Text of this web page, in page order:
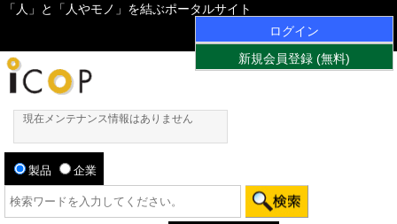
「人」と「人やモノ」を結ぶポータルサイト
ログイン
新規会員登録 (無料)
現在メンテナンス情報はありません
製品 企業